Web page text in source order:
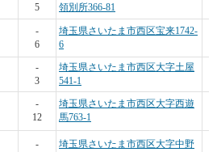
5
領別所366-81
-
6
埼玉県さいたま市西区宝来1742-
6
-
3
埼玉県さいたま市西区大字土屋
541-1
-
12
埼玉県さいたま市西区大字西遊
馬763-1
-
埼玉県さいたま市西区大字中野